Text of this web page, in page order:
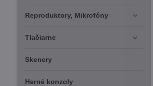
Reproduktory, Mikrofóny
Tlačiarne
Skenery
Herné konzoly